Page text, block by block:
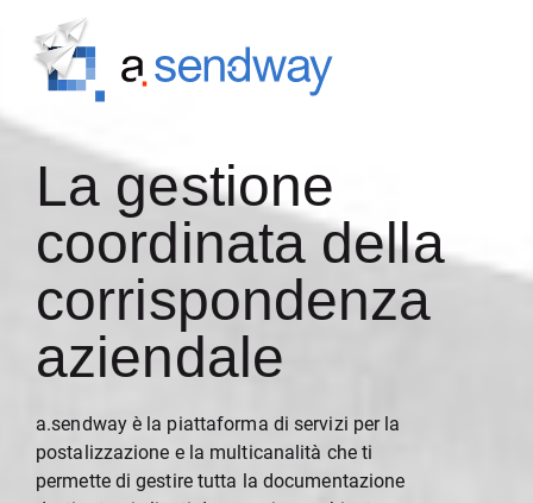
La gestione
coordinata della
corrispondenza
aziendale​
a.sendway è la piattaforma di servizi per la
postalizzazione e la multicanalità che ti
permette di gestire tutta la documentazione